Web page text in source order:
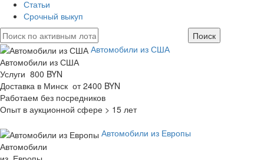
Статьи
Срочный выкуп
Автомобили из США
Автомобили из США
Услуги 800 BYN
Доставка в Минск от 2400 BYN
Работаем без посредников
Опыт в аукционной сфере > 15 лет
Автомобили из Европы
Автомобили